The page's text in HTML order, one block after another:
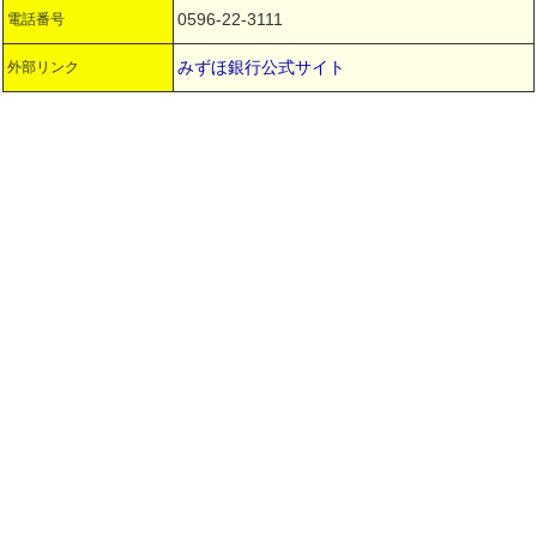
電話番号 0596-22-3111
外部リンク みずほ銀行公式サイト